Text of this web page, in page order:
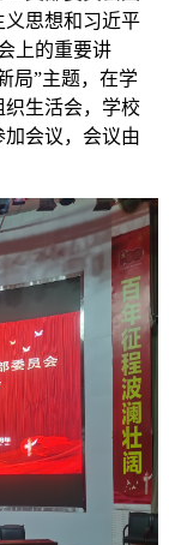
思想和习近平
上的重要讲
局”主题，在学
生活会，学校
会议，会议由